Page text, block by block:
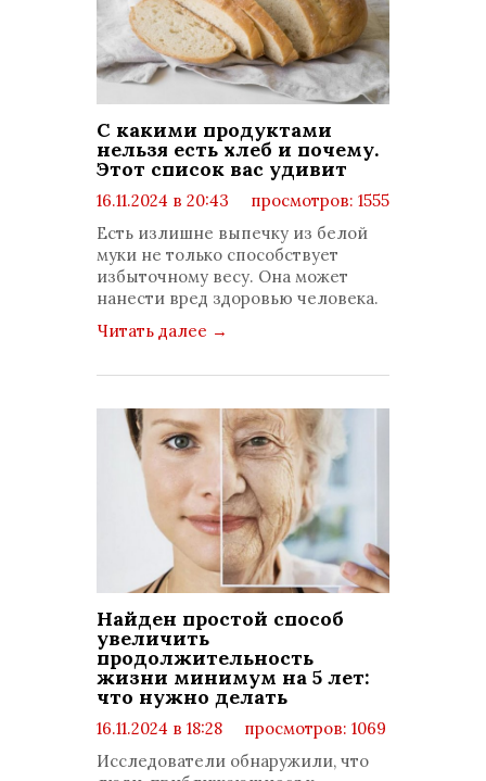
С какими продуктами
нельзя есть хлеб и почему.
Этот список вас удивит
16.11.2024 в 20:43
просмотров: 1555
Есть излишне выпечку из белой
муки не только способствует
избыточному весу. Она может
нанести вред здоровью человека.
Читать далее →
Найден простой способ
увеличить
продолжительность
жизни минимум на 5 лет:
что нужно делать
16.11.2024 в 18:28
просмотров: 1069
комментариев: 0
Исследователи обнаружили, что